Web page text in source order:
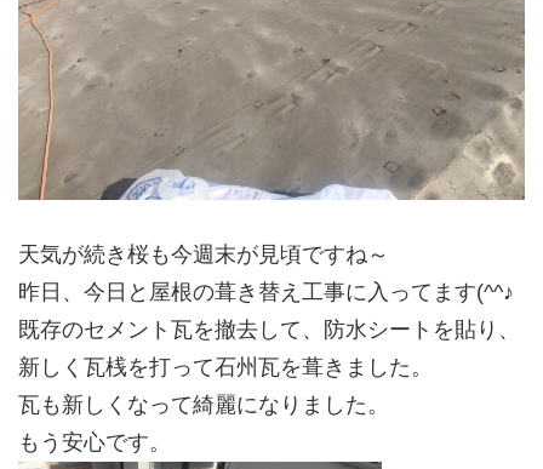
天気が続き桜も今週末が見頃ですね～
昨日、今日と屋根の葺き替え工事に入ってます(^^♪
既存のセメント瓦を撤去して、防水シートを貼り、
新しく瓦桟を打って石州瓦を葺きました。
瓦も新しくなって綺麗になりました。
もう安心です。